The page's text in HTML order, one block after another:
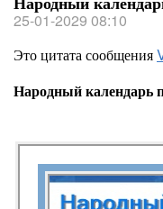
25-01-2029 08:10
Это цитата сообщения
Народный календарь